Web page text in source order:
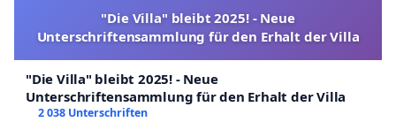
"Die Villa" bleibt 2025! - Neue
Unterschriftensammlung für den Erhalt der Villa
"Die Villa" bleibt 2025! - Neue
Unterschriftensammlung für den Erhalt der Villa
2 038 Unterschriften